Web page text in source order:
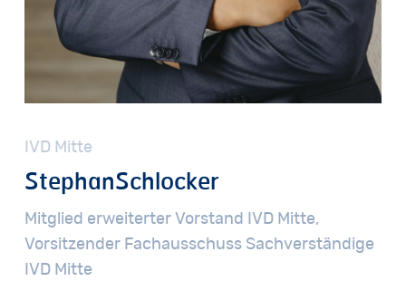
IVD Mitte
StephanSchlocker
Mitglied erweiterter Vorstand IVD Mitte,
Vorsitzender Fachausschuss Sachverständige
IVD Mitte